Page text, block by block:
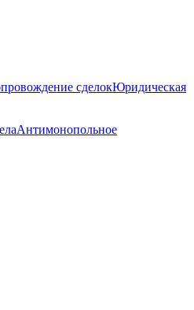
сделокЮридическая
Антимонопольное